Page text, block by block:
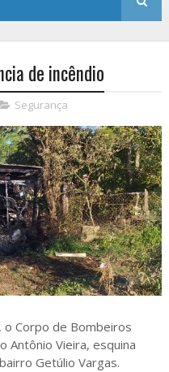
de incêndio
Segurança
Corpo de Bombeiros
Antônio Vieira, esquina
Getúlio Vargas.